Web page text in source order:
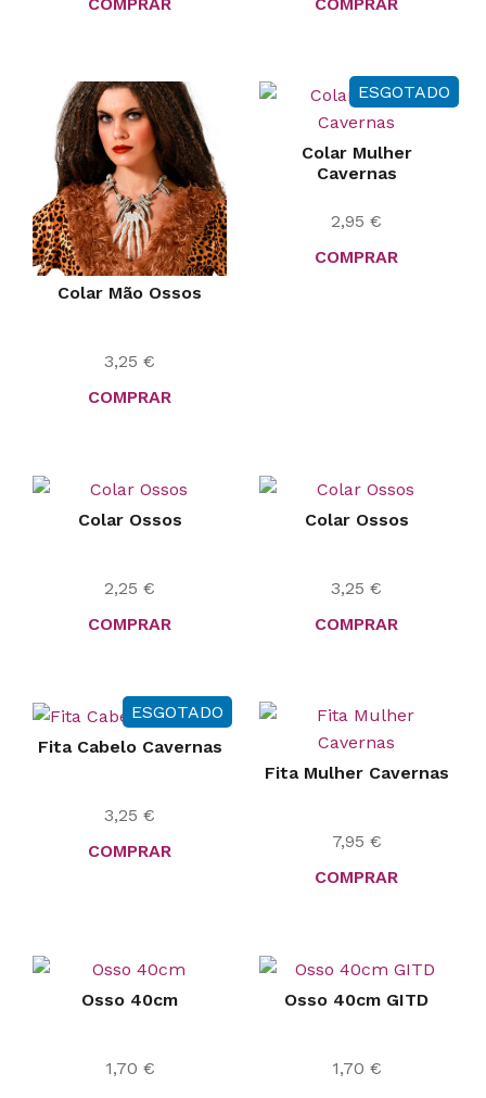
Colar Mão Ossos
3,25 €
COMPRAR
ESGOTADO
Colar Mulher
Cavernas
2,95 €
COMPRAR
Colar Ossos
2,25 €
COMPRAR
Colar Ossos
3,25 €
COMPRAR
ESGOTADO
Fita Cabelo Cavernas
3,25 €
COMPRAR
Fita Mulher Cavernas
7,95 €
COMPRAR
Osso 40cm
1,70 €
Osso 40cm GITD
1,70 €